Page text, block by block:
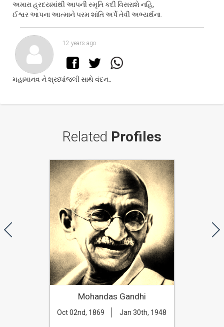
અમારા હ્રદયમાંથી આપની સ્મૃતિ કદી વિસરાશે નહિ,
ઈશ્વર આપના આત્માને પરમ શાંતિ અર્પે તેવી અભ્યર્થના.
12 years ago
મહામાનવ ને શ્રધ્ધાંજલી સાથે વંદન..
Related Profiles
Mohandas Gandhi
Oct 02nd, 1869 Jan 30th, 1948